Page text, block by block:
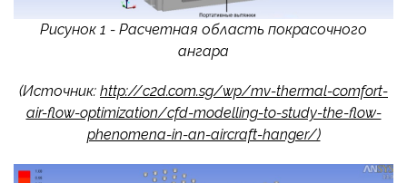
Рисунок 1 - Расчетная область покрасочного
ангара
(Источник: http://c2d.com.sg/wp/mv-thermal-comfort-
air-flow-optimization/cfd-modelling-to-study-the-flow-
phenomena-in-an-aircraft-hanger/)